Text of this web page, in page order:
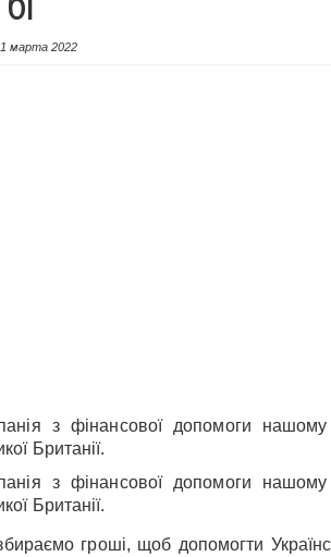
марта 2022
з фінансової допомоги
Британії.
з фінансової допомоги
Британії.
гроші, щоб допомогти